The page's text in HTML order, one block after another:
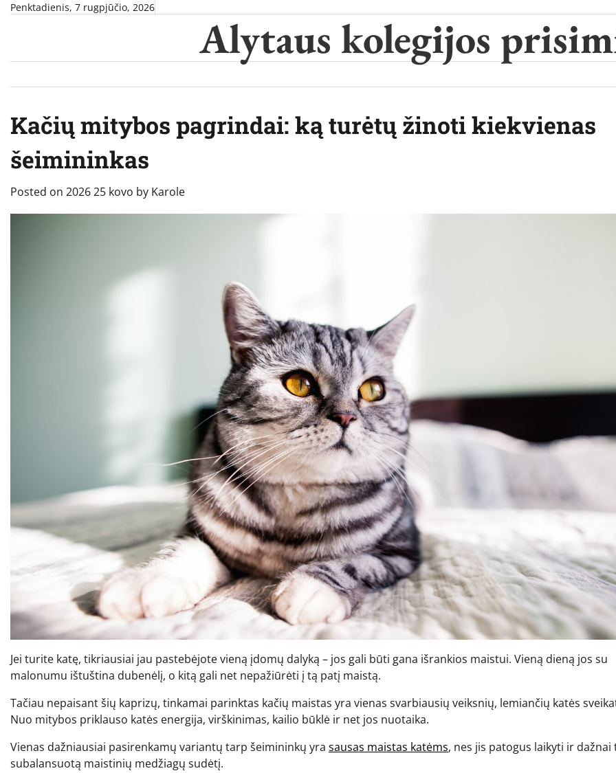
SkipPenktadienis, 7 rugpjūčio, 2026
Alytaus kolegijos
Kačių mitybos pagrindai: ką turėtų žinoti kiekvienas
šeimininkas
Posted on 2026 25 kovo by Karole
Jei turite katę, tikriausiai jau pastebėjote vieną įdomų dalyką – jos gali būti gana išrankios maistui. Vieną dieną jos su
malonumu ištuština dubenėlį, o kitą gali net nepažiūrėti į tą patį maistą.
Tačiau nepaisant šių kaprizų, tinkamai parinktas kačių maistas yra vienas svarbiausių veiksnių, lemiančių katės
Nuo mitybos priklauso katės energija, virškinimas, kailio būklė ir net jos nuotaika.
Vienas dažniausiai pasirenkamų variantų tarp šeimininkų yra sausas maistas katėms, nes jis patogus laikyti ir dažnai
subalansuotą maistinių medžiagų sudėtį.